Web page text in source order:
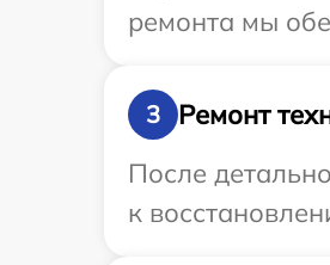
ремонта мы
3
Ремонт
После
к